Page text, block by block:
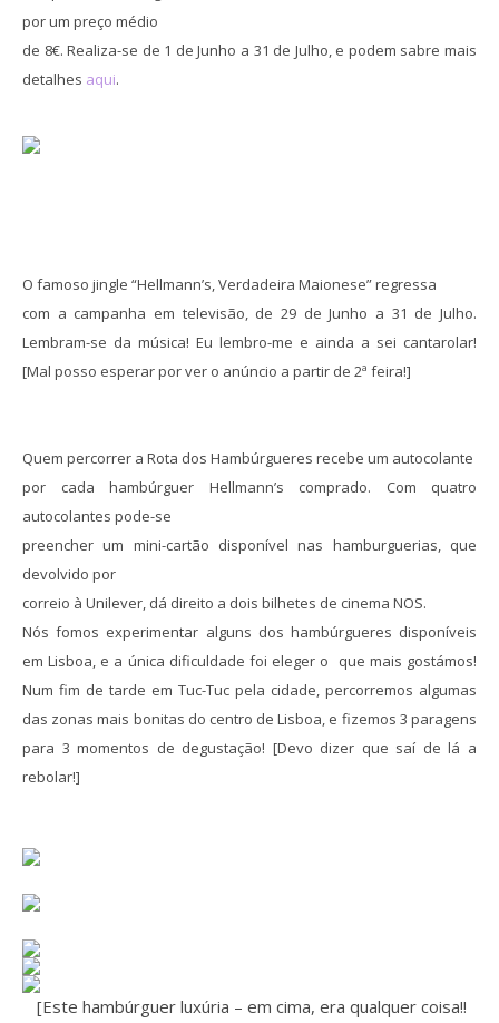
por um preço médio
de 8€. Realiza-se de 1 de Junho a 31 de Julho, e podem sabre mais
detalhes aqui.
O famoso jingle “Hellmann’s, Verdadeira Maionese” regressa
com a campanha em televisão, de 29 de Junho a 31 de Julho.
Lembram-se da música! Eu lembro-me e ainda a sei cantarolar!
[Mal posso esperar por ver o anúncio a partir de 2ª feira!]
Quem percorrer a Rota dos Hambúrgueres recebe um autocolante
por cada hambúrguer Hellmann’s comprado. Com quatro
autocolantes pode-se
preencher um mini-cartão disponível nas hamburguerias, que
devolvido por
correio à Unilever, dá direito a dois bilhetes de cinema NOS.
Nós fomos experimentar alguns dos hambúrgueres disponíveis
em Lisboa, e a única dificuldade foi eleger o que mais gostámos!
Num fim de tarde em Tuc-Tuc pela cidade, percorremos algumas
das zonas mais bonitas do centro de Lisboa, e fizemos 3 paragens
para 3 momentos de degustação! [Devo dizer que saí de lá a
rebolar!]
[Este hambúrguer luxúria – em cima, era qualquer coisa!!